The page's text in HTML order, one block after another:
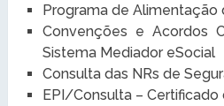
Programa de Alimentação
Convenções e Acordos
Sistema Mediador eSocial
Consulta das NRs de
EPI/Consulta –